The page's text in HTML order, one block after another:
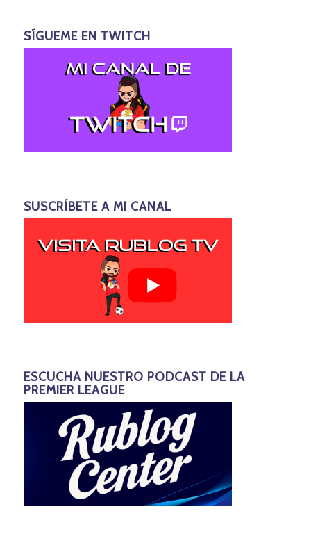
SÍGUEME EN TWITCH
SUSCRÍBETE A MI CANAL
ESCUCHA NUESTRO PODCAST DE LA
PREMIER LEAGUE